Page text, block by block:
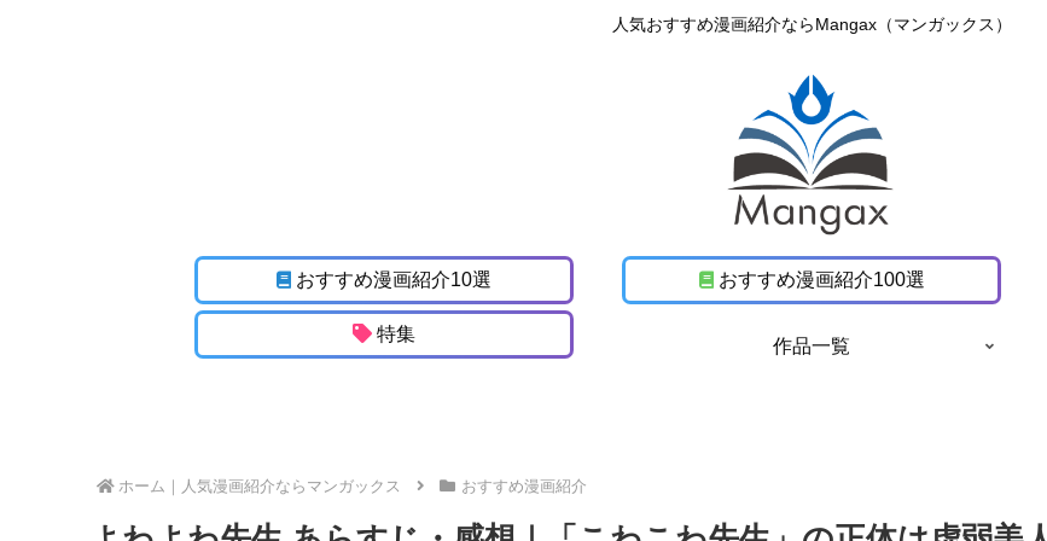
人気おすすめ漫画紹介ならMangax（マンガックス）
おすすめ漫画紹介10選 おすすめ漫画紹介100選
特集
作品一覧
ホーム おすすめ漫画紹介